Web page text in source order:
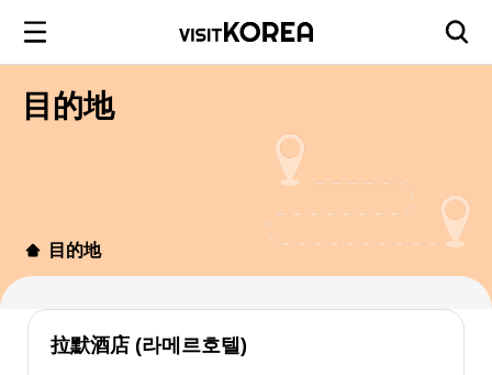
目的地
目的地
拉默酒店 (라메르호텔)